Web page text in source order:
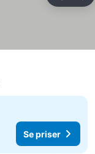
Se priser